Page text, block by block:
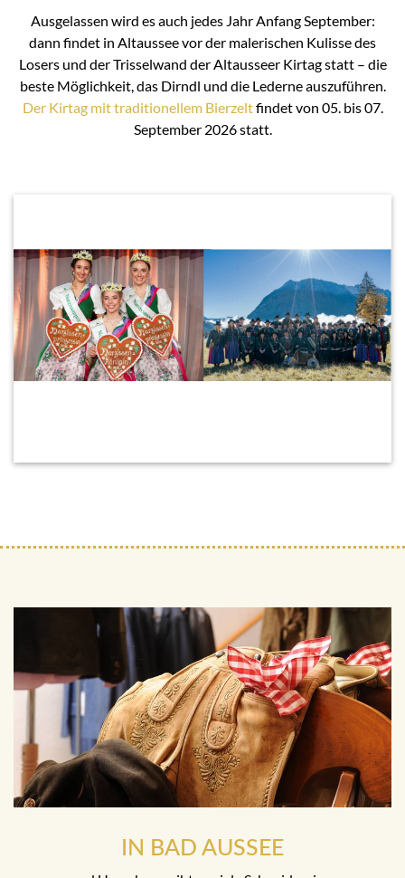
Ausgelassen wird es auch jedes Jahr Anfang September:
dann findet in Altaussee vor der malerischen Kulisse des
Losers und der Trisselwand der Altausseer Kirtag statt – die
beste Möglichkeit, das Dirndl und die Lederne auszuführen.
Der Kirtag mit traditionellem Bierzeltfindet von 05. bis 07.
September 2026 statt.
IN BAD AUSSEE